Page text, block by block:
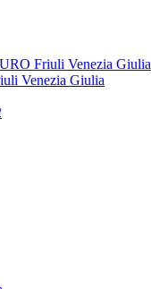
Friuli Venezia Giulia
Venezia Giulia